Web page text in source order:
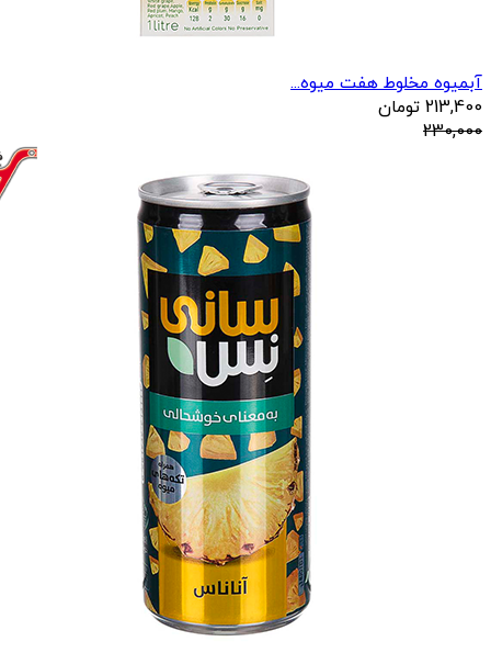
آبمیوه مخلوط هفت میوه...
213,400 تومان
230,000